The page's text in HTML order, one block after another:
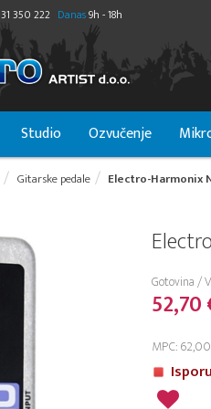
350 222 Danas9h - 18h
Studio Ozvučenje
Gitarske pedale Electro-Harmonix
Gotovina /
52,70
MPC: